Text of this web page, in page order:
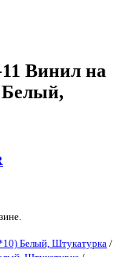
Винил на
Белый,
Белый, Штукатурка /